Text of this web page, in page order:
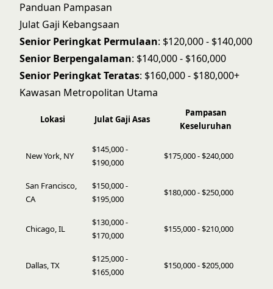
Panduan Pampasan
Julat Gaji Kebangsaan
Senior Peringkat Permulaan: $120,000 - $140,000
Senior Berpengalaman: $140,000 - $160,000
Senior Peringkat Teratas: $160,000 - $180,000+
Kawasan Metropolitan Utama
Lokasi Julat Gaji Asas
Pampasan
Keseluruhan
New York, NY
$145,000 -
$190,000
$175,000 - $240,000
San Francisco,
CA
$150,000 -
$195,000
$180,000 - $250,000
Chicago, IL
$130,000 -
$170,000
$155,000 - $210,000
Dallas, TX
$125,000 -
$165,000
$150,000 - $205,000